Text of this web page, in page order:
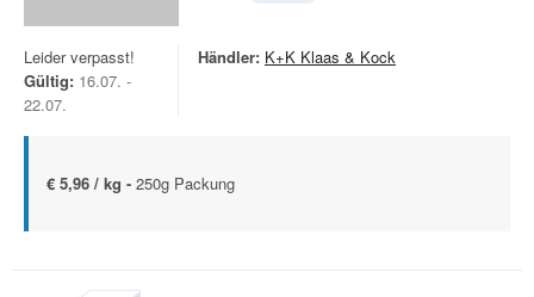
Leider verpasst!
Gültig: 16.07. -
22.07.
Händler: K+K Klaas & Kock
€ 5,96 / kg - 250g Packung